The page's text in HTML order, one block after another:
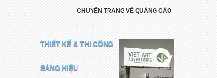
CHUYÊN TRANG VỀ QUẢNG CÁO
THIẾT KẾ & THI CÔNG
BẢNG HIỆU